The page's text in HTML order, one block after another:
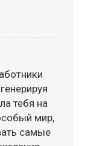
тебя на
мир,
самые